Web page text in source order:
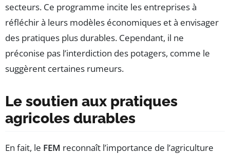
secteurs. Ce programme incite les entreprises à
réfléchir à leurs modèles économiques et à envisager
des pratiques plus durables. Cependant, il ne
préconise pas l’interdiction des potagers, comme le
suggèrent certaines rumeurs.
Le soutien aux pratiques
agricoles durables
En fait, le FEM reconnaît l’importance de l’agriculture